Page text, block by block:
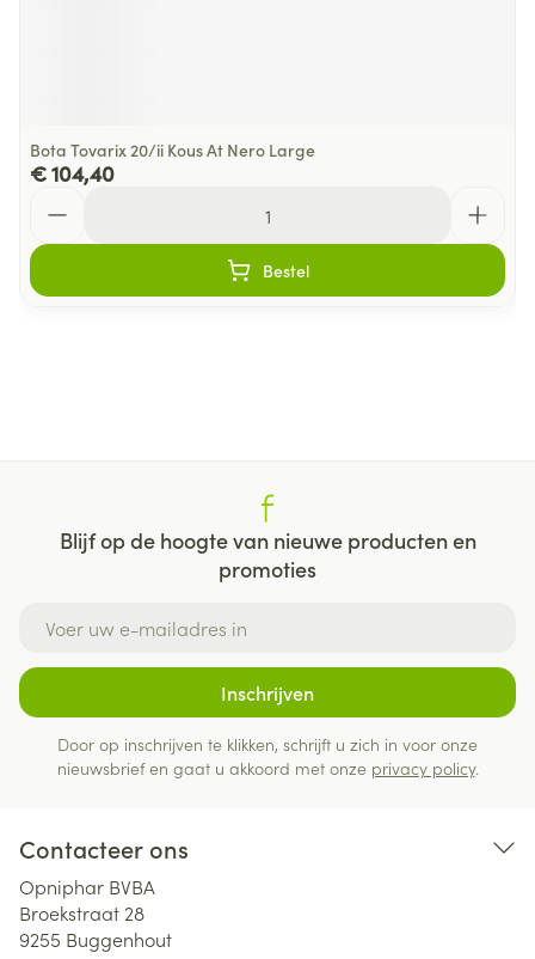
Bota Tovarix 20/ii Kous At Nero Large
€ 104,40
Bestel
Blijf op de hoogte van nieuwe producten en
promoties
Inschrijven
Door op inschrijven te klikken, schrijft u zich in voor onze
nieuwsbrief en gaat u akkoord met onze privacy policy.
Contacteer ons
Opniphar BVBA
Broekstraat 28
9255 Buggenhout